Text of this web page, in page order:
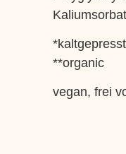
**organic
vegan, frei